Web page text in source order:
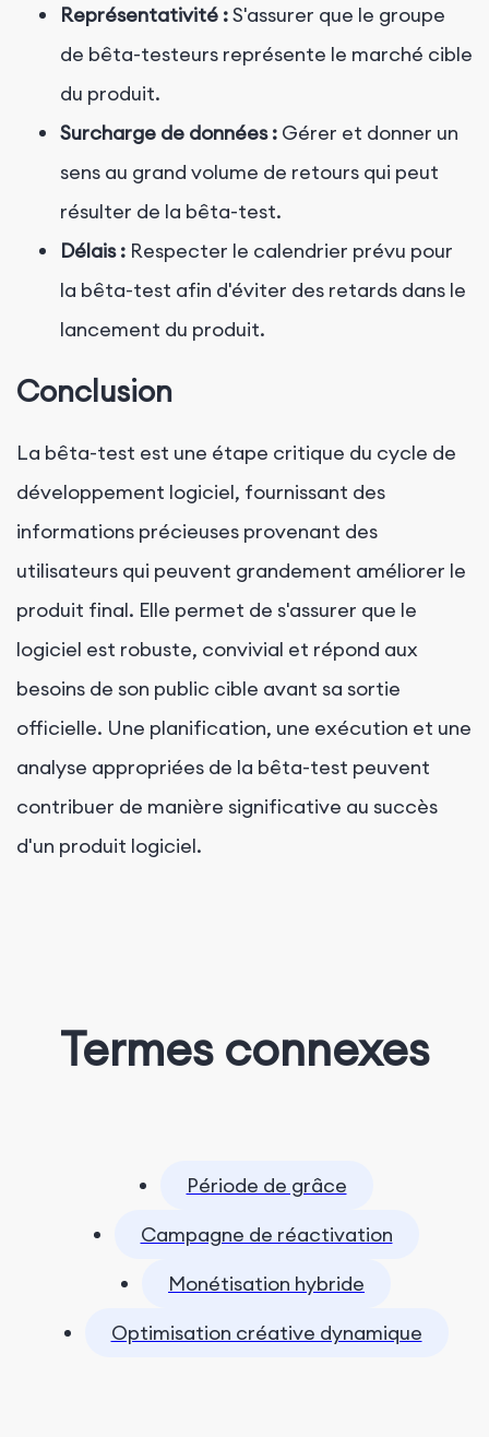
Représentativité :S'assurer que le groupe
de bêta-testeurs représente le marché cible
du produit.
Surcharge de données : Gérer et donner un
sens au grand volume de retours qui peut
résulter de la bêta-test.
Délais : Respecter le calendrier prévu pour
la bêta-test afin d'éviter des retards dans le
lancement du produit.
Conclusion
La bêta-test est une étape critique du cycle de
développement logiciel, fournissant des
informations précieuses provenant des
utilisateurs qui peuvent grandement améliorer le
produit final. Elle permet de s'assurer que le
logiciel est robuste, convivial et répond aux
besoins de son public cible avant sa sortie
officielle. Une planification, une exécution et une
analyse appropriées de la bêta-test peuvent
contribuer de manière significative au succès
d'un produit logiciel.
Termes connexes
Période de grâce
Campagne de réactivation
Monétisation hybride
Optimisation créative dynamique